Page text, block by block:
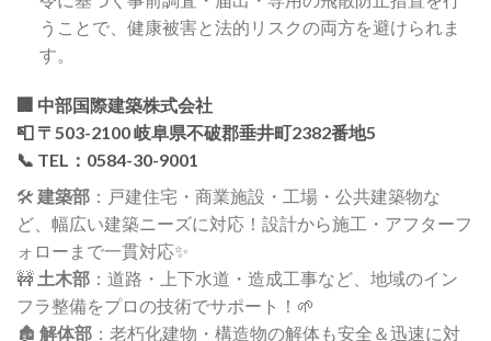
うことで、健康被害と法的リスクの両方を避けられま
す。
中部国際建築株式会社
📮 〒503-2100 岐阜県不破郡垂井町2382番地5
📞 TEL：0584-30-9001
🛠️ 建築部 ：戸建住宅・商業施設・工場・公共建築物な
ど、幅広い建築ニーズに対応！設計から施工・アフターフ
ォローまで一貫対応✨
🚧 土木部 ：道路・上下水道・造成工事など、地域のイン
フラ整備をプロの技術でサポート！🌱
🏚️ 解体部 ：老朽化建物・構造物の解体も安全＆迅速に対